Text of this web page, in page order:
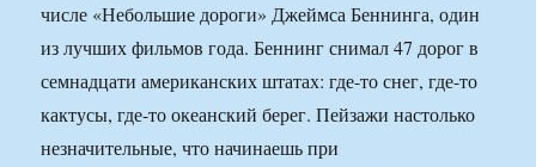
числе «Небольшие дороги» Джеймса Беннинга, один
из лучших фильмов года. Беннинг снимал 47 дорог в
семнадцати американских штатах: где-то снег, где-то
кактусы, где-то океанский берег. Пейзажи настолько
незначительные, что начинаешь при